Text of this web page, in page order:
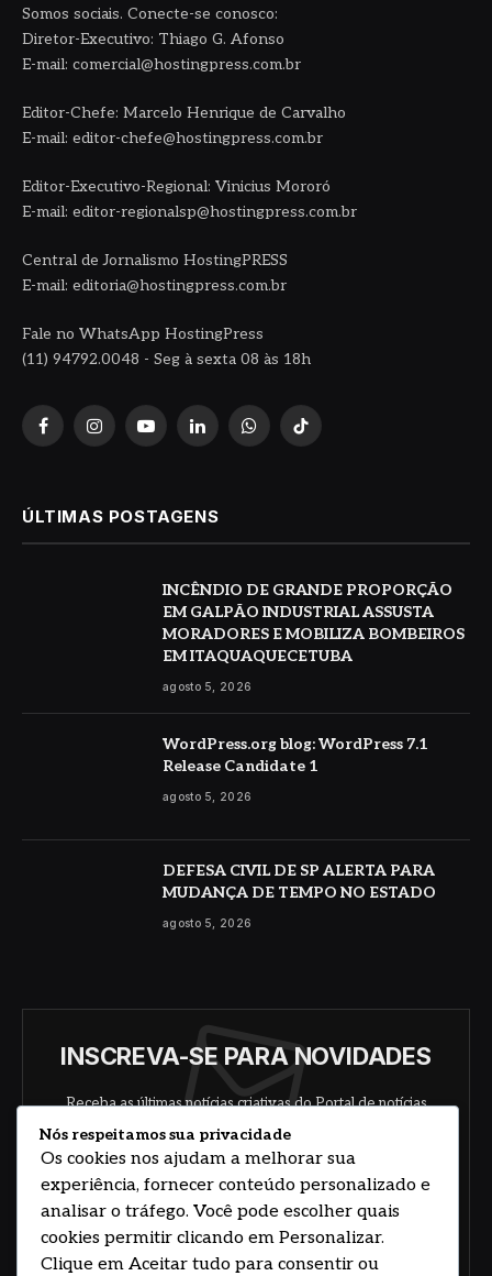
Somos sociais. Conecte-se conosco:
Diretor-Executivo: Thiago G. Afonso
E-mail: comercial@hostingpress.com.br
Editor-Chefe: Marcelo Henrique de Carvalho
E-mail: editor-chefe@hostingpress.com.br
Editor-Executivo-Regional: Vinicius Mororó
E-mail: editor-regionalsp@hostingpress.com.br
Central de Jornalismo HostingPRESS
E-mail: editoria@hostingpress.com.br
Fale no WhatsApp HostingPress
(11) 94792.0048 - Seg à sexta 08 às 18h
FacebookInstagramYouTubeLinkedInWhatsAppTikTok
ÚLTIMAS POSTAGENS
INCÊNDIO DE GRANDE PROPORÇÃO
EM GALPÃO INDUSTRIAL ASSUSTA
MORADORES E MOBILIZA BOMBEIROS
EM ITAQUAQUECETUBA
agosto 5, 2026
WordPress.org blog: WordPress 7.1
Release Candidate 1
agosto 5, 2026
DEFESA CIVIL DE SP ALERTA PARA
MUDANÇA DE TEMPO NO ESTADO
agosto 5, 2026
INSCREVA-SE PARA NOVIDADES
Receba as últimas notícias criativas do Portal de notícias
sobre arte, design e negócios.
Nós respeitamos sua privacidade
Os cookies nos ajudam a melhorar sua
experiência, fornecer conteúdo personalizado e
analisar o tráfego. Você pode escolher quais
cookies permitir clicando em Personalizar.
Clique em Aceitar tudo para consentir ou